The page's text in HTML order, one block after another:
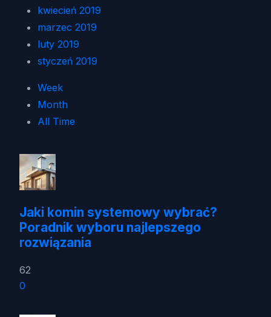
kwiecień 2019
marzec 2019
luty 2019
styczeń 2019
Week
Month
All Time
Jaki komin systemowy wybrać?
Poradnik wyboru najlepszego
rozwiązania
62
0